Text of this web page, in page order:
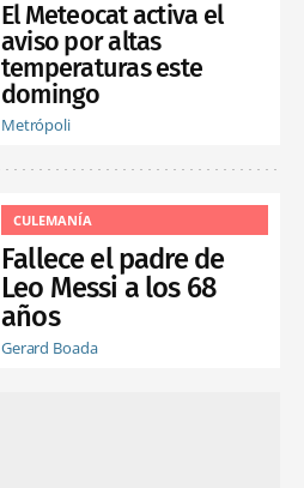
El Meteocat activa el
aviso por altas
temperaturas este
domingo
Metrópoli
CULEMANÍA
Fallece el padre de
Leo Messi a los 68
años
Gerard Boada